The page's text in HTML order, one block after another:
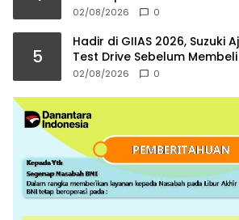
Kelolah Pasar Ritel
02/08/2026 0
5
Hadir di GIIAS 2026, Suzuki
Test Drive Sebelum Membeli
02/08/2026 0